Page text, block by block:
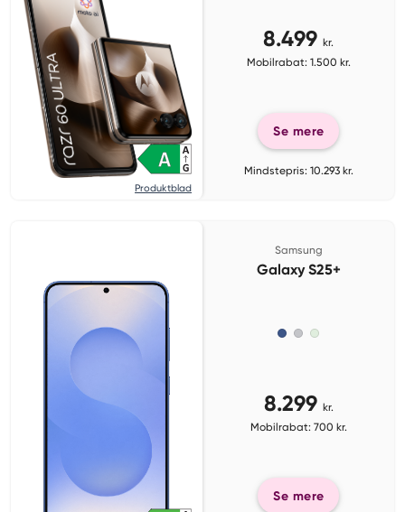
Produktblad
8.499 kr.
Mobilrabat: 1.500 kr.
Se mere
Mindstepris: 10.293 kr.
Samsung
Galaxy S25+
8.299 kr.
Mobilrabat: 700 kr.
Se mere